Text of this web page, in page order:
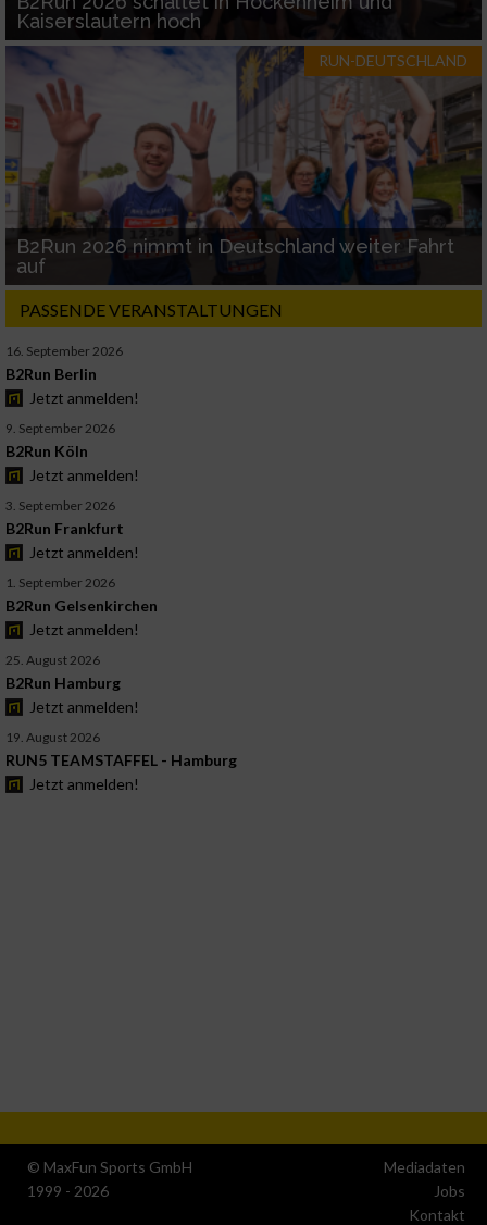
Kaiserslautern hoch
RUN-DEUTSCHLAND
B2Run 2026 nimmt in Deutschland weiter Fahrt
auf
PASSENDE VERANSTALTUNGEN
16. September 2026
B2Run Berlin
Jetzt anmelden!
9. September 2026
B2Run Köln
Jetzt anmelden!
3. September 2026
B2Run Frankfurt
Jetzt anmelden!
1. September 2026
B2Run Gelsenkirchen
Jetzt anmelden!
25. August 2026
B2Run Hamburg
Jetzt anmelden!
19. August 2026
RUN5 TEAMSTAFFEL - Hamburg
Jetzt anmelden!
© MaxFun Sports GmbH
1999 - 2026
Mediadaten
Jobs
Kontakt